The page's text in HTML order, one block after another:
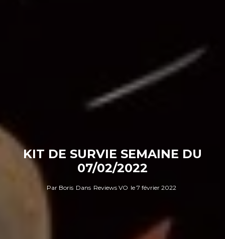
KIT DE SURVIE SEMAINE DU
07/02/2022
Par Boris Dans Reviews VO le 7 février 2022